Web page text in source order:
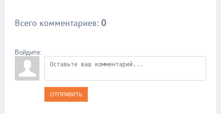
Всего комментариев: 0
Войдите:
ОТПРАВИТЬ